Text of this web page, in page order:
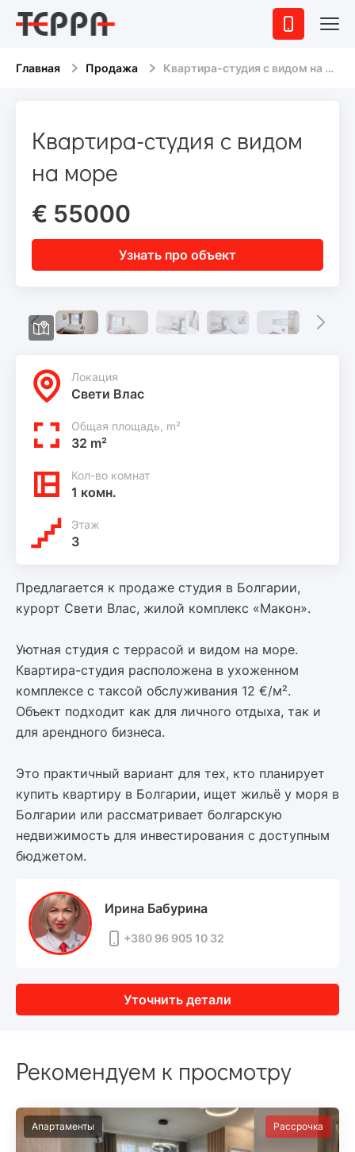
Главная Продажа Квартира-студия с видом на море
Квартира-студия с видом
на море
€ 55000
Узнать про объект
Локация
Свети Влас
Общая площадь, m²
32 m²
Кол-во комнат
1 комн.
Этаж
3
Предлагается к продаже студия в Болгарии,
курорт Свети Влас, жилой комплекс «Макон».
Уютная студия с террасой и видом на море.
Квартира-студия расположена в ухоженном
комплексе с таксой обслуживания 12 €/м².
Объект подходит как для личного отдыха, так и
для арендного бизнеса.
Это практичный вариант для тех, кто планирует
купить квартиру в Болгарии, ищет жильё у моря в
Болгарии или рассматривает болгарскую
недвижимость для инвестирования с доступным
бюджетом.
Ирина Бабурина
+380 96 905 10 32
Уточнить детали
Рекомендуем к просмотру
Апартаменты Рассрочка